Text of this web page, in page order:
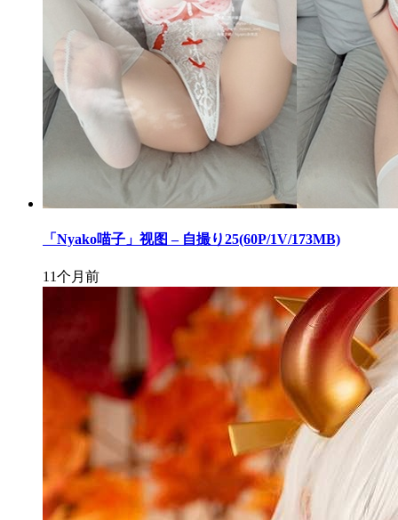
「Nyako喵子」视图 – 自撮り25(60P/1V/173MB)
11个月前